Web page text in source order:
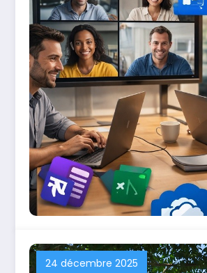
24 décembre 2025